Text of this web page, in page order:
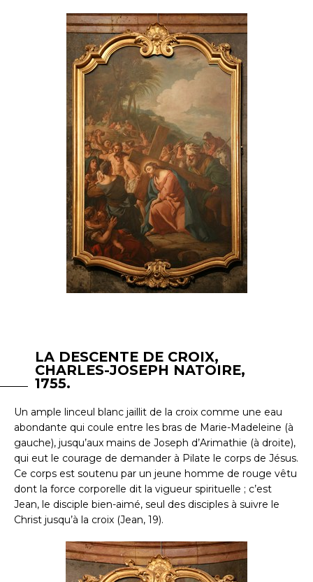
LA DESCENTE DE CROIX,
CHARLES-JOSEPH NATOIRE,
1755.
Un ample linceul blanc jaillit de la croix comme une eau
abondante qui coule entre les bras de Marie-Madeleine (à
gauche), jusqu’aux mains de Joseph d’Arimathie (à droite),
qui eut le courage de demander à Pilate le corps de Jésus.
Ce corps est soutenu par un jeune homme de rouge vêtu
dont la force corporelle dit la vigueur spirituelle ; c’est
Jean, le disciple bien-aimé, seul des disciples à suivre le
Christ jusqu’à la croix (Jean, 19).